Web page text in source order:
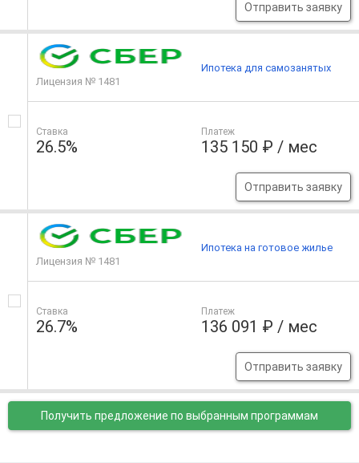
Отправить заявку
Лицензия № 1481
Ставка
26.5%
Платеж
135 150 ₽ / мес
Отправить заявку
Ипотека для самозанятых
Лицензия № 1481
Ставка
26.7%
Платеж
136 091 ₽ / мес
Отправить заявку
Ипотека на готовое жилье
Получить предложение по выбранным программам